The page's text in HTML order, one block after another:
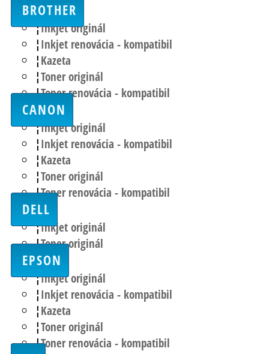
BROTHER
Inkjet originál
Inkjet renovácia - kompatibil
Kazeta
Toner originál
Toner renovácia - kompatibil
CANON
Inkjet originál
Inkjet renovácia - kompatibil
Kazeta
Toner originál
Toner renovácia - kompatibil
DELL
Inkjet originál
Toner originál
EPSON
Inkjet originál
Inkjet renovácia - kompatibil
Kazeta
Toner originál
Toner renovácia - kompatibil